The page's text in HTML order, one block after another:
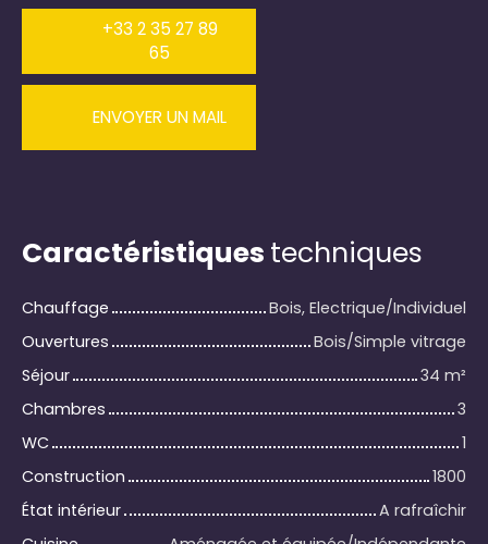
+33 2 35 27 89
65
ENVOYER UN MAIL
Caractéristiques techniques
Chauffage
Bois, Electrique/Individuel
Ouvertures
Bois/Simple vitrage
Séjour
34 m²
Chambres
3
WC
1
Construction
1800
État intérieur
A rafraîchir